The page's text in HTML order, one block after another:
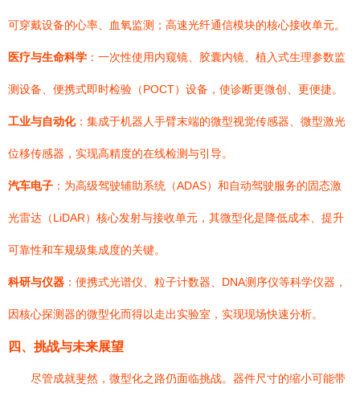
可穿戴设备的心率、血氧监测；高速光纤通信模块的核心接收单元。
医疗与生命科学 ：一次性使用内窥镜、胶囊内镜、植入式生理参数监
测设备、便携式即时检验（POCT）设备，使诊断更微创、更便捷。
工业与自动化：集成于机器人手臂末端的微型视觉传感器、微型激光
位移传感器，实现高精度的在线检测与引导。
汽车电子 ：为高级驾驶辅助系统（ADAS）和自动驾驶服务的固态激
光雷达（LiDAR）核心发射与接收单元，其微型化是降低成本、提升
可靠性和车规级集成度的关键。
科研与仪器 ：便携式光谱仪、粒子计数器、DNA测序仪等科学仪器，
因核心探测器的微型化而得以走出实验室，实现现场快速分析。
四、挑战与未来展望
尽管成就斐然，微型化之路仍面临挑战。器件尺寸的缩小可能带